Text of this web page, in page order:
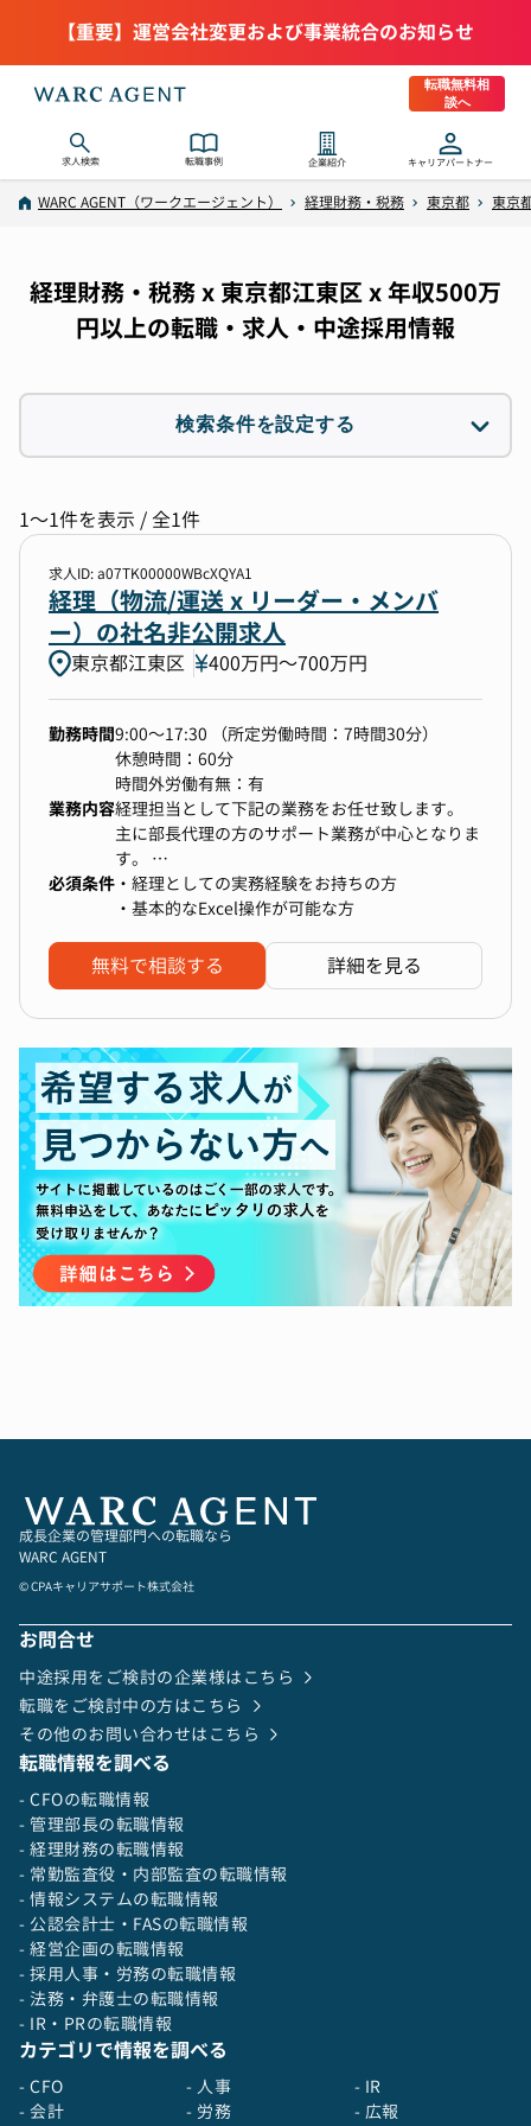
【重要】運営会社変更および事業統合のお知らせ
転職無料相
談へ
求人検索 転職事例 企業紹介 キャリアパートナー
WARC AGENT（ワークエージェント） 経理財務・税務 東京都 東京
経理財務・税務 x 東京都江東区 x 年収500万
円以上の転職・求人・中途採用情報
検索条件を設定する
3件選択
勤務地
1件選択
年収
500万円以上〜上限なし
検索する
選択中の条件 すべてクリア
経理 財務 税務
東京都江東区
500万円以上〜上限なし
1〜1件を表示 / 全1件
求人ID: a07TK00000WBcXQYA1
経理（物流/運送 x リーダー・メンバ
ー）の社名非公開求人
東京都江東区 400万円〜700万円
勤務時間9:00～17:30 （所定労働時間：7時間30分）
休憩時間：60分
時間外労働有無：有
業務内容経理担当として下記の業務をお任せ致します。
主に部長代理の方のサポート業務が中心となりま
す。
・月次決算、年次決算サポート業務
務
・税務申告書作成 など
上記の他にも四半期決算、単体決算、監査法人対
応などもございます。
今回は本社経理体制強化のための採用となってお
り、部門の体制構築にも携われる機会がございま
す。
また税務申告、決算業務は内製しているため経験
を深められる職場環境です。
必須条件 ・経理としての実務経験をお持ちの方
・基本的なExcel操作が可能な方
無料で相談する 詳細を見る
成長企業の管理部門への転職なら
WARC AGENT
© CPAキャリアサポート株式会社
お問合せ
中途採用をご検討の企業様はこちら
転職をご検討中の方はこちら
その他のお問い合わせはこちら
転職情報を調べる
- CFOの転職情報
- 管理部長の転職情報
- 経理財務の転職情報
- 常勤監査役・内部監査の転職情報
- 情報システムの転職情報
- 公認会計士・FASの転職情報
- 経営企画の転職情報
- 採用人事・労務の転職情報
- 法務・弁護士の転職情報
- IR・PRの転職情報
カテゴリで情報を調べる
- CFO
- 会計
- 人事
- 労務
- IR
- 広報